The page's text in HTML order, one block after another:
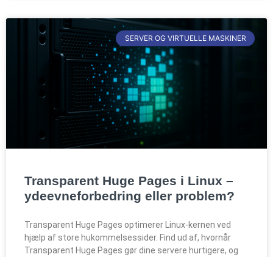
SERVER OG VIRTUELLE MASKINER
Transparent Huge Pages i Linux –
ydeevneforbedring eller problem?
Transparent Huge Pages optimerer Linux-kernen ved
hjælp af store hukommelsessider. Find ud af, hvornår
Transparent Huge Pages gør dine servere hurtigere, og